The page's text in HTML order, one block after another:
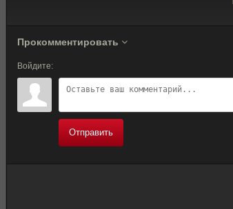
Прокомментировать
Войдите:
Отправить